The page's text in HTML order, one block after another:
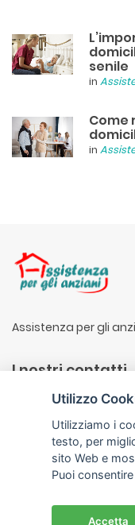
senile
in
Come
in
Assistenza per gli
I nostri contatti
Via Silvio Pellico
Linea 1
Linea 2
P.I. IT12554320965
Utilizzo
Utilizziamo i
testo, per
sito Web e
Puoi
Accetta